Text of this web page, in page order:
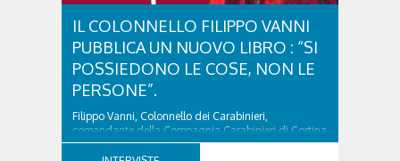
IL COLONNELLO FILIPPO VANNI
PUBBLICA UN NUOVO LIBRO : “SI
POSSIEDONO LE COSE, NON LE
PERSONE”.
Filippo Vanni, Colonnello dei Carabinieri,
comandante della Compagnia Carabinieri di Cortina
d’Ampezzo sino al 2010, esperto di legislazione